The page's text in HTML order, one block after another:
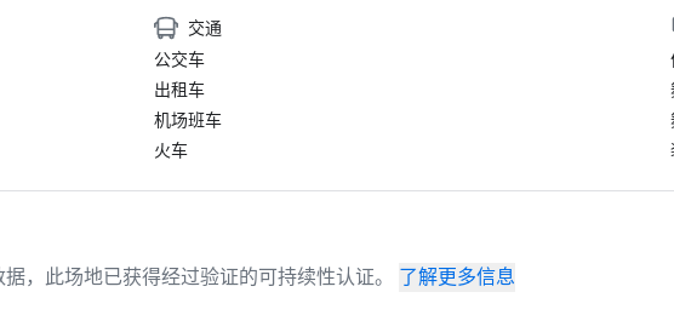
交通
公交车
出租车
机场班车
火车
，此场地已获得经过验证的可持续性认证。 了解更多信息